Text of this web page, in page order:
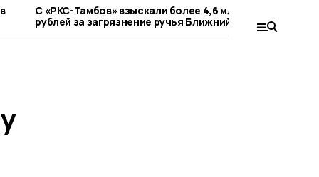
С «РКС-Тамбов» взыскали более 4,6 млн
рублей за загрязнение ручья Ближний
Колов